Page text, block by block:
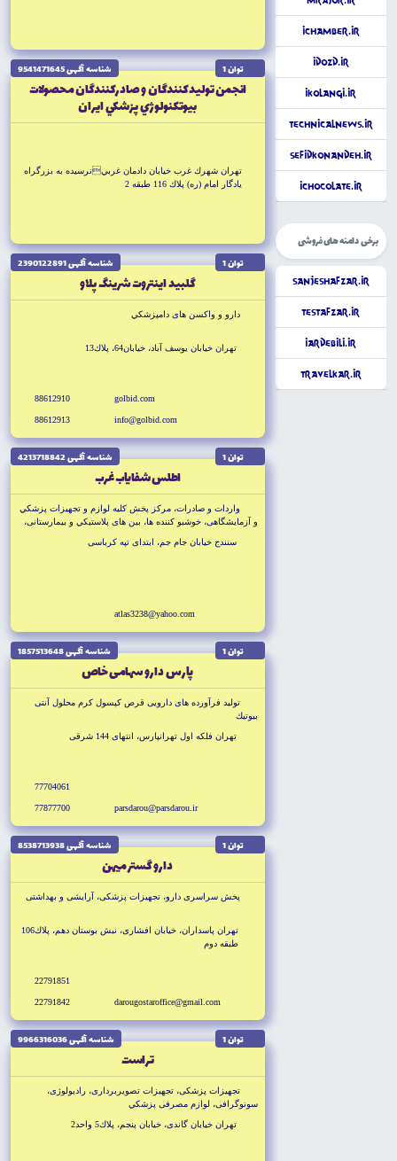
iChamber.ir
iDozd.ir
iKolangi.ir
TechnicalNews.ir
SefidKonandeh.ir
iChocolate.ir
برخی دامنه های فروشی
SanjeshAfzar.ir
TestAfzar.ir
iArdebili.ir
TravelKar.ir
توان 1 شناسه آگهى 9541471645
انجمن توليدكنندگان و صادركنندگان محصولات
بيوتكنولوژي پزشكي ايران
تهران شهرك غرب خيابان دادمان غربينرسيده به بزرگراه
يادگار امام (ره) پلاك 116 طبقه 2
توان 1 شناسه آگهى 2390122891
گلبيد اينتروت شرينگ پلاو
دارو و واكسن هاى دامپزشكي
تهران خيابان يوسف آباد، خيابان64، پلاك13
golbid.com
info@golbid.com
88612910
88612913
توان 1 شناسه آگهى 4213718842
اطلس شفاياب غرب
واردات و صادرات، مركز پخش كليه لوازم و تجهيزات پزشكي
و آزمايشگاهى، خوشبو كننده ها، بين هاى پلاستيكي و بيمارستانى،
هاى اتومكانيك
سنندج خيابان جام جم، ابتداى تپه كرباسى
atlas3238@yahoo.com
توان 1 شناسه آگهى 1857513648
پارس دارو سهامى خاص
توليد فرآورده هاى دارويى قرص كپسول كرم محلول آنتى
بيوتيك
تهران فلكه اول تهرانپارس، انتهاى 144 شرقى
parsdarou@parsdarou.ir
77704061
77877700
توان 1 شناسه آگهى 8538713938
دارو گستر ميهن
پخش سراسرى دارو، تجهيزات پزشكى، آرايشى و بهداشتى
تهران پاسداران، خيابان افشارى، نبش بوستان دهم، پلاك106
طبقه دوم
darougostaroffice@gmail.com
22791851
22791842
توان 1 شناسه آگهى 9966316036
تراست
تجهيزات پزشكى، تجهيزات تصويربردارى، راديولوژى،
سونوگرافى، لوازم مصرفى پزشكي
تهران خيابان گاندى، خيابان پنجم، پلاك5 واحد2